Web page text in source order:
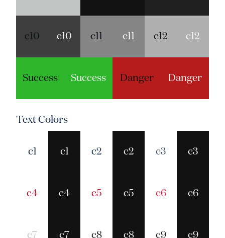
c10 c10 c11 c11 c12 c12
Success Success Danger Danger
Text Colors
c1 c1 c2 c2 c3 c3
c4 c4 c5 c5 c6 c6
c7 c7 c8 c8 c9 c9